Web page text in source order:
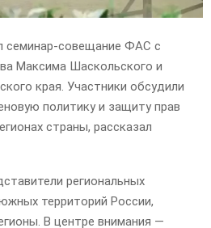
семинар-совещание ФАС с
Максима Шаскольского и
края. Участники обсудили
политику и защиту прав
страны, рассказал
региональных
территорий России,
В центре внимания —